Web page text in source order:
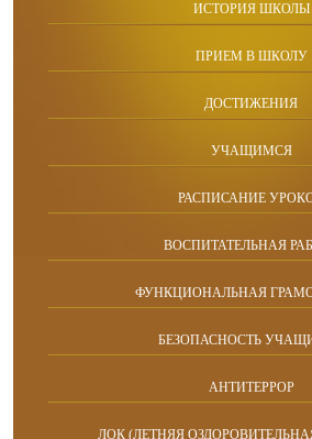
ИСТОРИЯ ШКОЛЫ
ПРИЕМ В ШКОЛУ
ДОСТИЖЕНИЯ
УЧАЩИМСЯ
РАСПИСАНИЕ
ВОСПИТАТЕЛЬНАЯ
ФУНКЦИОНАЛЬНАЯ
БЕЗОПАСНОСТЬ
АНТИТЕРРОР
ЛОК (ЛЕТНЯЯ